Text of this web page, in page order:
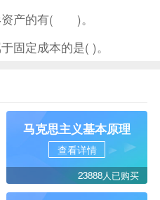
资产的有( )。
固定成本的是( )。
马克思主义基本原理
查看详情
23888人已购买